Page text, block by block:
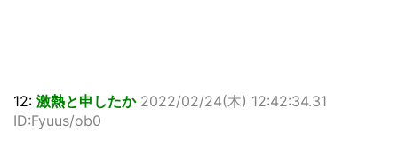
12: 激熱と申したか 2022/02/24(木) 12:42:34.31
ID:Fyuus/ob0